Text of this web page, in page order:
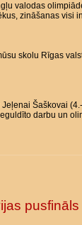
valodas
zināšanas visi
skolu Rīgas
Šaškovai
darbu un
pusfināls